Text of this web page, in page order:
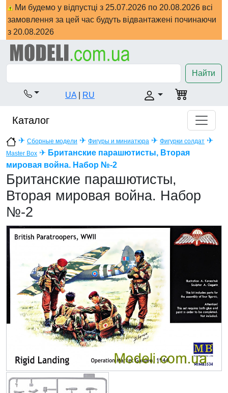
Ми будемо у відпустці з 25.07.2026 по 20.08.2026 всі
замовлення за цей час будуть відвантажені починаючи
з 20.08.2026
Найти
UA RU
Каталог
✈ Сборные модели ✈ Фигуры и миниатюра ✈ Фигурки солдат ✈
Master Box ✈ Британские парашютисты, Вторая
мировая война. Набор №-2
Британские парашютисты,
Вторая мировая война. Набор
№-2